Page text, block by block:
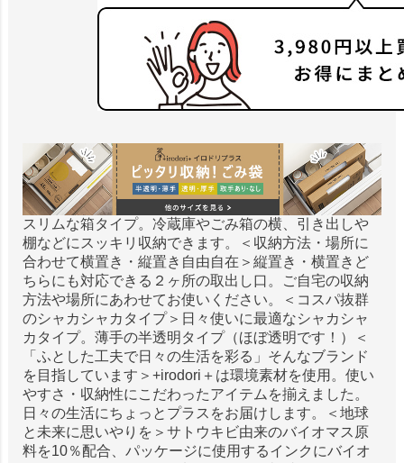
スリムな箱タイプ。冷蔵庫やごみ箱の横、引き出しや
棚などにスッキリ収納できます。＜収納方法・場所に
合わせて横置き・縦置き自由自在＞縦置き・横置きど
ちらにも対応できる２ヶ所の取出し口。ご自宅の収納
方法や場所にあわせてお使いください。＜コスパ抜群
のシャカシャカタイプ＞日々使いに最適なシャカシャ
カタイプ。薄手の半透明タイプ（ほぼ透明です！）＜
「ふとした工夫で日々の生活を彩る」そんなブランド
を目指しています＞+irodori＋は環境素材を使用。使い
やすさ・収納性にこだわったアイテムを揃えました。
日々の生活にちょっとプラスをお届けします。＜地球
と未来に思いやりを＞サトウキビ由来のバイオマス原
料を10％配合、パッケージに使用するインクにバイオ